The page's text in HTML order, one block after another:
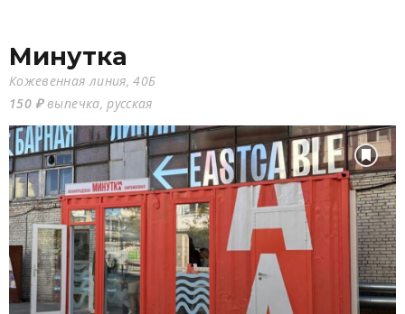
Минутка
Кожевенная линия, 40Б
150 ₽выпечка, русская